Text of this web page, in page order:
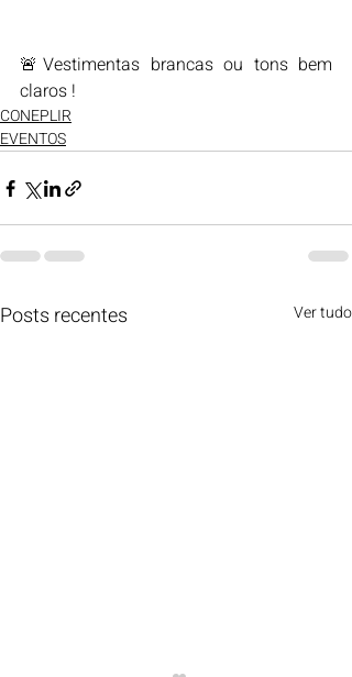
🚨Vestimentas brancas ou tons bem
claros !
CONEPLIR
EVENTOS
Posts recentes Ver tudo